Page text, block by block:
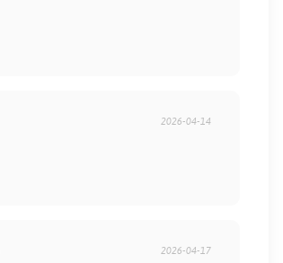
2026-04-14
2026-04-17